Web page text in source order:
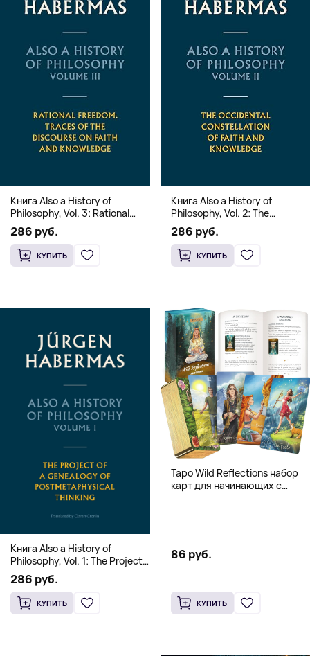
Книга Also a History of
Philosophy, Vol. 3: Rational
Freedom. Traces of the
Discourse on Faith and
Knowledge (Твердый
переплет)
286 руб.
КУПИТЬ
Книга Also a History of
Philosophy, Vol. 2: The
Occidental Constellation of
Faith and Knowledge
(Твердый переплет)
286 руб.
КУПИТЬ
Книга Also a History of
Philosophy, Vol. 1: The Project
of a Genealogy of
Postmetaphysical Thinking
(Твердый переплет)
286 руб.
КУПИТЬ
Таро Wild Reflections набор
карт для начинающих с
86 руб.
КУПИТЬ